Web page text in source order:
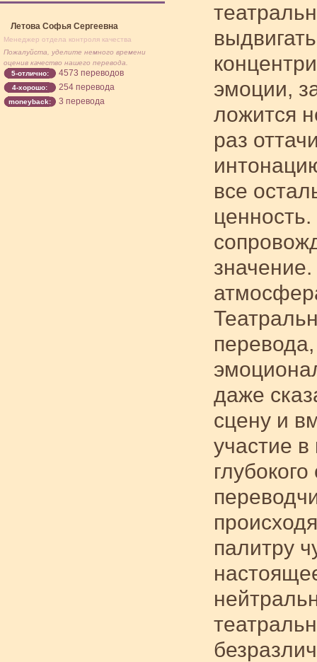
Летова Софья Сергеевна
Менеджер отдела контроля качества
Пожалуйста, уделите немного времени
оценив качество нашего перевода.
5-отлично:
4573 переводов
4-хорошо: 254 перевода
moneyback: 3 перевода
эмоции,
ложится
раз
все
даже
сцену и
участие
палитру